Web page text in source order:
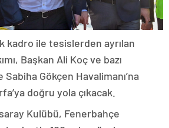
kadro ile tesislerden ayrılan
Başkan Ali Koç ve bazı
Gökçen Havalimanı’na
doğru yola çıkacak.
Kulübü, Fenerbahçe